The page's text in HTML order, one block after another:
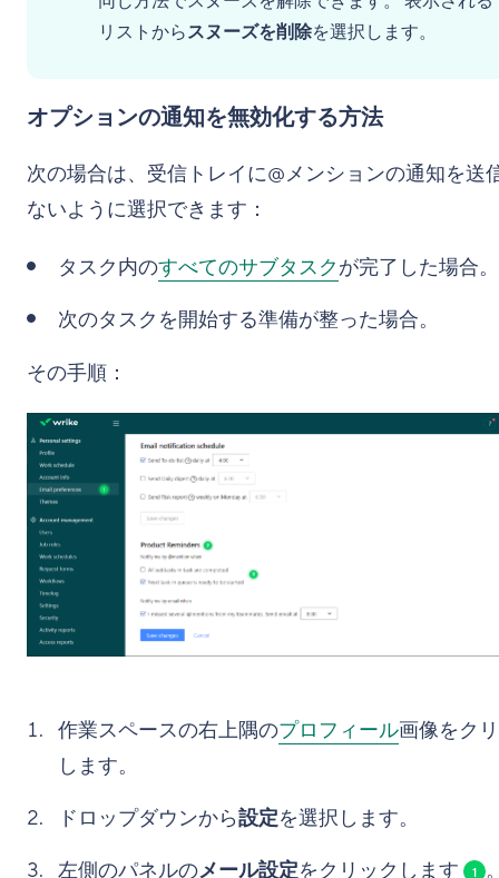
リストからスヌーズを削除を選択します。
オプションの通知を無効化する方法
次の場合は、受信トレイに@メンションの通知を送
ないように選択できます：
タスク内のすべてのサブタスクが完了した場合。
次のタスクを開始する準備が整った場合。
その手順：
作業スペースの右上隅のプロフィール画像をク
します。
ドロップダウンから設定を選択します。
左側のパネルのメール設定をクリックします 1